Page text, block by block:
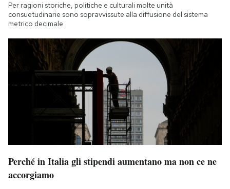
Per ragioni storiche, politiche e culturali molte unità
consuetudinarie sono sopravvissute alla diffusione del sistema
metrico decimale
Perché in Italia gli stipendi aumentano ma non ce ne
accorgiamo